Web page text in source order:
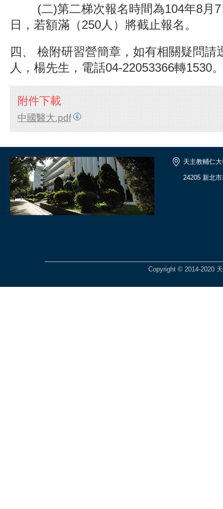
(二)第二梯次報名時間為104年8月7
日，若額滿（250人）將截止報名。
四、 檢附研習營簡章，如有相關疑問請
人，楊先生，電話04-22053366轉1530
附件下載
中國醫大.pdf
天主教輔仁
24205 新北
Copyright © 2014-2020